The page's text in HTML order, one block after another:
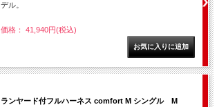
デル。
価格： 41,940円(税込)
ランヤード付フルハーネス comfort M シングル M